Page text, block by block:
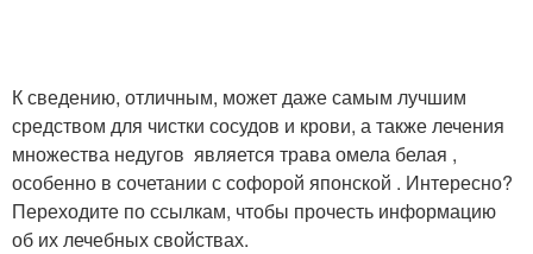
К сведению, отличным, может даже самым лучшим
средством для чистки сосудов и крови, а также лечения
множества недугов является трава омела белая ,
особенно в сочетании с софорой японской . Интересно?
Переходите по ссылкам, чтобы прочесть информацию
об их лечебных свойствах.